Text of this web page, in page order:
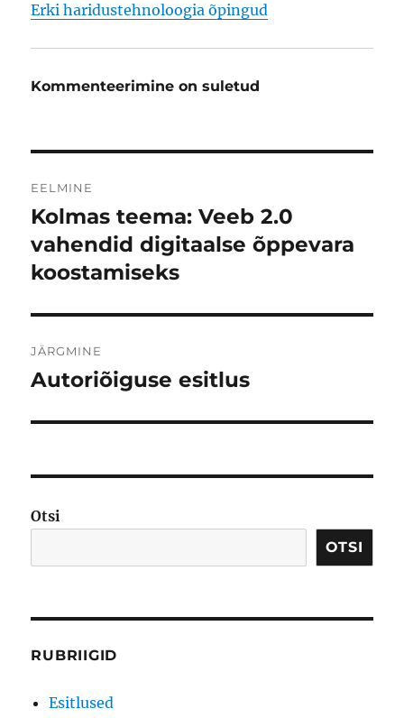
Erki haridustehnoloogia õpingud
Kommenteerimine on suletud
EELMINE
Eelmine
postitus:
Kolmas teema: Veeb 2.0
vahendid digitaalse õppevara
koostamiseks
JÄRGMINE
Järgmine
Autoriõiguse esitlus
Otsi
OTSI
RUBRIIGID
Esitlused